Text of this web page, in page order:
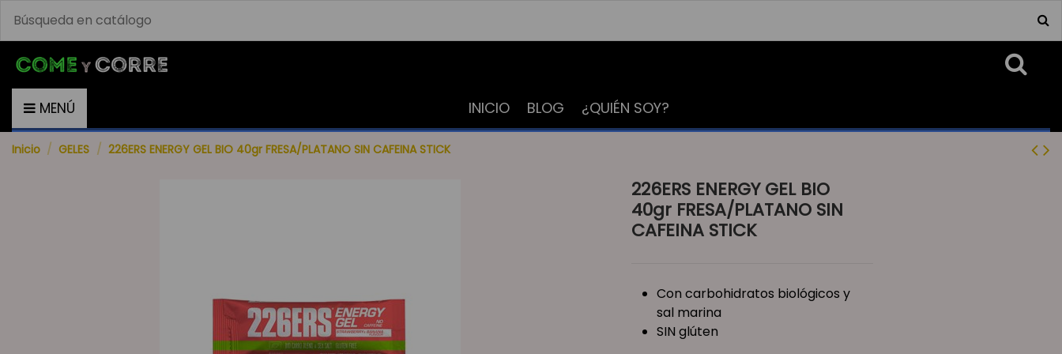
MENÚ INICIO BLOG ¿QUIÉN SOY?
Inicio GELES 226ERS ENERGY GEL BIO 40gr FRESA/PLATANO SIN CAFEINA STICK
226ERS ENERGY GEL BIO
40gr FRESA/PLATANO SIN
CAFEINA STICK
Con carbohidratos biológicos y
sal marina
SIN glúten